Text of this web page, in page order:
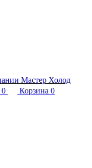
0 Корзина 0